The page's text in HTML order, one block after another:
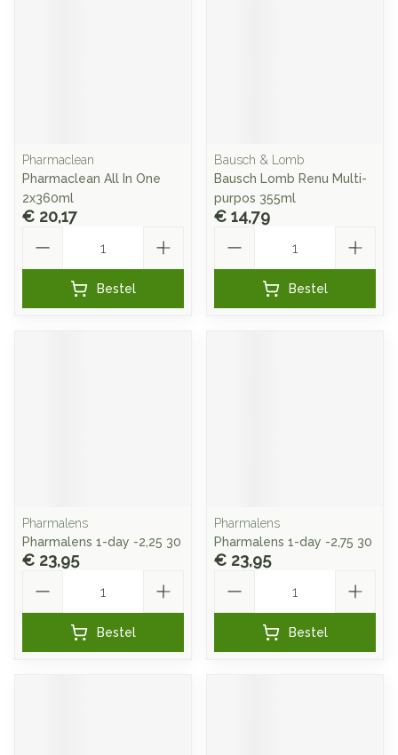
Pharmaclean
Pharmaclean All In One
2x360ml
€ 20,17
Bestel
Bausch & Lomb
Bausch Lomb Renu Multi-
purpos 355ml
€ 14,79
Bestel
Pharmalens
Pharmalens 1-day -2,25 30
€ 23,95
Bestel
Pharmalens
Pharmalens 1-day -2,75 30
€ 23,95
Bestel